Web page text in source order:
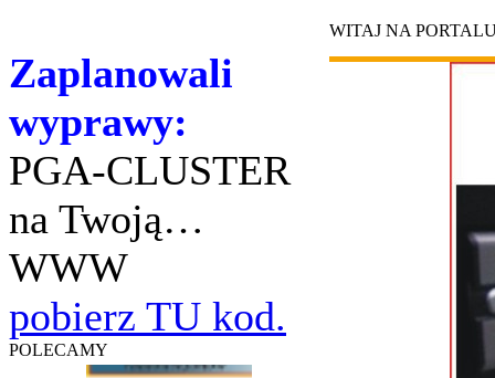
Zaplanowali
wyprawy:
PGA-CLUSTER
na Twoją…
WWW
pobierz TU kod.
POLECAMY
WITAJ NA